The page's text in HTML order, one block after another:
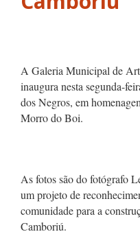
A Galeria Municipal de
inaugura nesta segunda-
dos Negros, em
Morro do Boi.
As fotos são do fotógrafo
um projeto de
comunidade para a
Camboriú.